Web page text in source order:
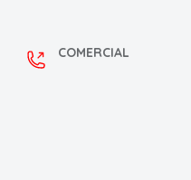
COMERCIAL